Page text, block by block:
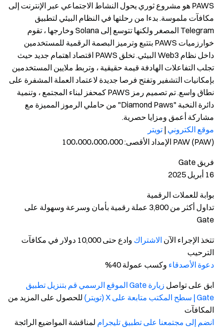
PAWS هو مشروع ثوري يحول النشاط الاجتماعي عبر الإنترنت إلى
مكافآت ملموسة. بدءا من رحلتها في النظام البيئي لتطبيق
Telegram المصغر ولكنها تتوسع إلى Solana وخارجها ، تقوم
خوارزميات PAWS بتتبع وترميز البصمة الرقمية للمستخدمين
داخل نظام Web3 البيئي. تخلق PAWS اقتصاد اهتمام جديد حيث
تجلب التفاعلات الهادفة قيمة حقيقية ، وتربط ملايين المستخدمين
بإمكانيات التشفير وتفتح فرصا جديدة لاعتماد العملة المشفرة على
نطاق واسع. تم تصميم رمز PAWS كمحفز لبناء المجتمع ، وتنمية
دائرة النخبة "Diamond Paws" من حاملي الرموز المميزة مع
مشاركة أعمق ومزايا حصرية.
موقع الكتروني | تويتر
PAW (PAW) الإمداد الأقصى: 100،000،000،000
فريق Gate
16 أبريل 2025
بوابة للعملات الرقمية
تداول أكثر من 3,800 عملة رقمية بأمان وسرعة وسهولة على
Gate
تتخذ الإجراء الآن الاشتراك
وادع حتى 10,000 دولار في مكافآت
الترحيب
دعوة الأصدقاء وكسب عمولة 40%
ابق على تواصل زيارة Gate الموقع الرسمي
قم بتنزيل تطبيق
Gate | سطح المكتب
متابعة على X (تويتر)
للحصول على المزيد من
المكافآت
انضم إلى مجتمعنا على تطبيق تليجرام لمناقشة المواضيع الرائجة